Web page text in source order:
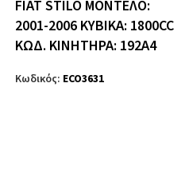
FIAT STILO ΜΟΝΤΕΛΟ:
2001-2006 ΚΥΒΙΚΑ: 1800CC
ΚΩΔ. ΚΙΝΗΤΗΡΑ: 192A4
Κωδικός: ECO3631